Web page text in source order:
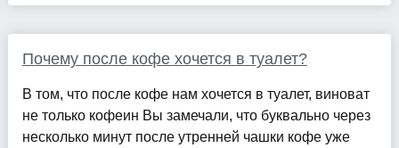
Почему после кофе хочется в туалет?
В том, что после кофе нам хочется в туалет, виноват
не только кофеин Вы замечали, что буквально через
несколько минут после утренней чашки кофе уже